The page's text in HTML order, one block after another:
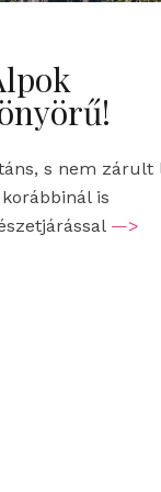
s nem zárult
is
—>